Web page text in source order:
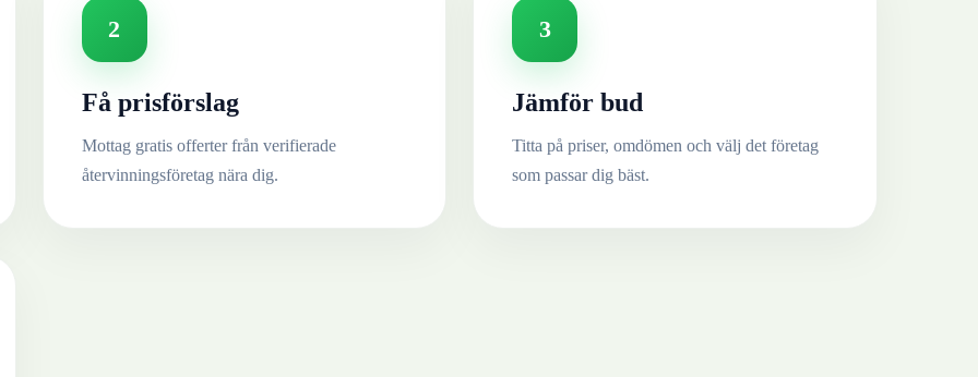
2
Få prisförslag
Mottag gratis offerter från verifierade
återvinningsföretag nära dig.
3
Jämför bud
Titta på priser, omdömen och välj det företag
som passar dig bäst.